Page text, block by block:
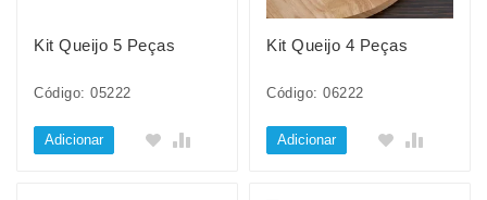
Kit Queijo 5 Peças
Código: 05222
Adicionar
Kit Queijo 4 Peças
Código: 06222
Adicionar